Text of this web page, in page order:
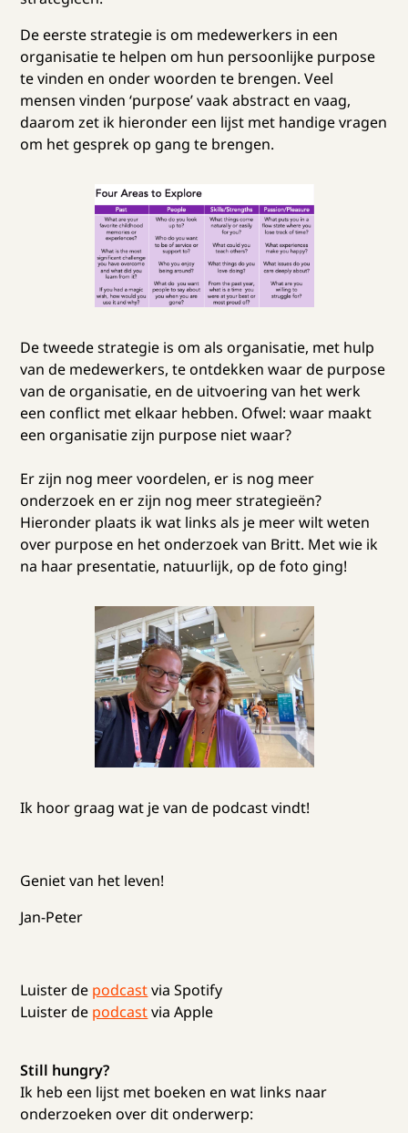
De eerste strategie is om medewerkers in een
organisatie te helpen om hun persoonlijke purpose
te vinden en onder woorden te brengen. Veel
mensen vinden ‘purpose’ vaak abstract en vaag,
daarom zet ik hieronder een lijst met handige vragen
om het gesprek op gang te brengen.
De tweede strategie is om als organisatie, met hulp
van de medewerkers, te ontdekken waar de purpose
van de organisatie, en de uitvoering van het werk
een conflict met elkaar hebben. Ofwel: waar maakt
een organisatie zijn purpose niet waar?
Er zijn nog meer voordelen, er is nog meer
onderzoek en er zijn nog meer strategieën?
Hieronder plaats ik wat links als je meer wilt weten
over purpose en het onderzoek van Britt. Met wie ik
na haar presentatie, natuurlijk, op de foto ging!
Ik hoor graag wat je van de podcast vindt!
Geniet van het leven!
Jan-Peter
Luister de podcastvia Spotify
Luister de podcastvia Apple
Still hungry?
Ik heb een lijst met boeken en wat links naar
onderzoeken over dit onderwerp: